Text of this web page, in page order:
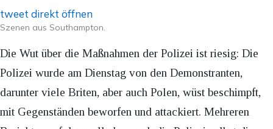
tweet direkt öffnen
Szenen aus Southampton.
Die Wut über die Maßnahmen der Polizei ist riesig: Die
Polizei wurde am Dienstag von den Demonstranten,
darunter viele Briten, aber auch Polen, wüst beschimpft,
mit Gegenständen beworfen und attackiert. Mehreren